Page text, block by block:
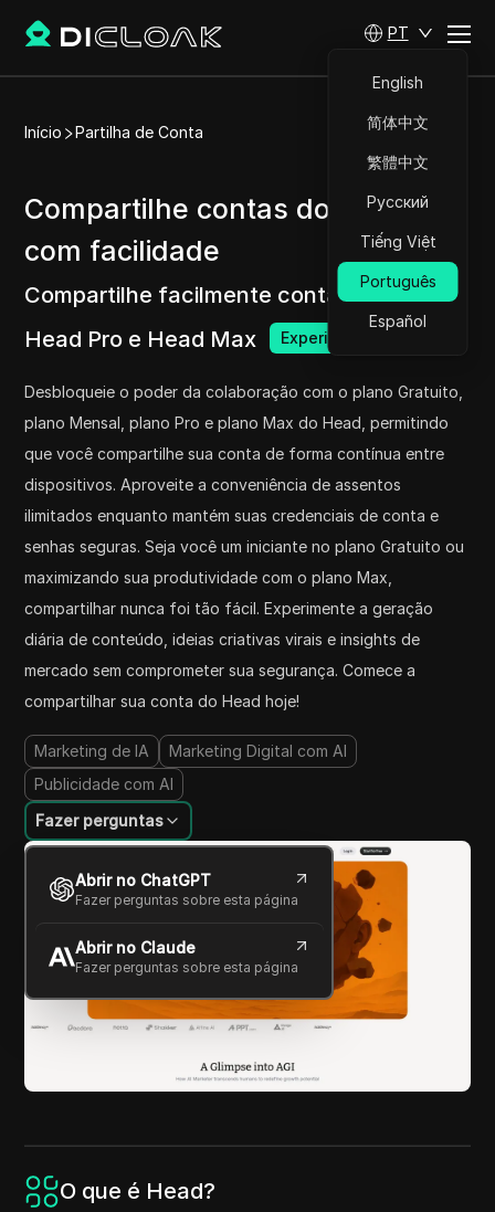
PT
English
简体中文
繁體中文
Русский
Tiếng Việt
Português
Español
Início Partilha de Conta
Compartilhe contas do Head
com facilidade
Compartilhe facilmente contas do plano
Head Pro e Head Max
Experimente agora
Desbloqueie o poder da colaboração com o plano Gratuito,
plano Mensal, plano Pro e plano Max do Head, permitindo
que você compartilhe sua conta de forma contínua entre
dispositivos. Aproveite a conveniência de assentos
ilimitados enquanto mantém suas credenciais de conta e
senhas seguras. Seja você um iniciante no plano Gratuito ou
maximizando sua produtividade com o plano Max,
compartilhar nunca foi tão fácil. Experimente a geração
diária de conteúdo, ideias criativas virais e insights de
mercado sem comprometer sua segurança. Comece a
compartilhar sua conta do Head hoje!
Marketing de IA
Marketing Digital com AI
Publicidade com AI
Fazer perguntas
Abrir no ChatGPT
Fazer perguntas sobre esta página
Abrir no Claude
Fazer perguntas sobre esta página
O que é Head?